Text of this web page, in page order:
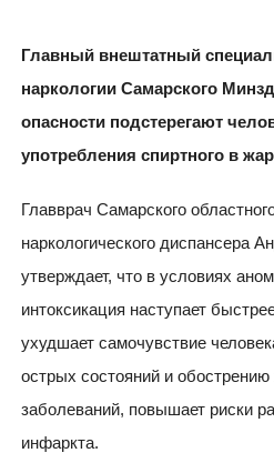
Главный внештатный
наркологии Самарского
опасности подстерегают
употребления спиртного в
Главврач Самарского
наркологического диспансера
утверждает, что в условиях
интоксикация наступает
ухудшает самочувствие
острых состояний и обострению
заболеваний, повышает риски
инфаркта.